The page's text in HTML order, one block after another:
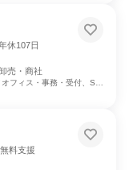
休107日
売・商社
務・受付、SCM/生産管理/購買/物流
料支援